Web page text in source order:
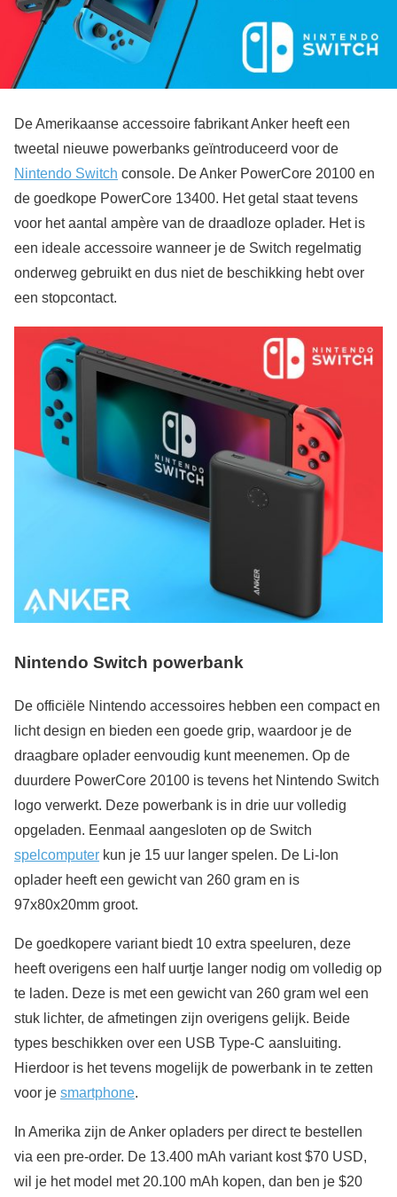
De Amerikaanse accessoire fabrikant Anker heeft een
tweetal nieuwe powerbanks geïntroduceerd voor de
Nintendo Switch console. De Anker PowerCore 20100 en
de goedkope PowerCore 13400. Het getal staat tevens
voor het aantal ampère van de draadloze oplader. Het is
een ideale accessoire wanneer je de Switch regelmatig
onderweg gebruikt en dus niet de beschikking hebt over
een stopcontact.
Nintendo Switch powerbank
De officiële Nintendo accessoires hebben een compact en
licht design en bieden een goede grip, waardoor je de
draagbare oplader eenvoudig kunt meenemen. Op de
duurdere PowerCore 20100 is tevens het Nintendo Switch
logo verwerkt. Deze powerbank is in drie uur volledig
opgeladen. Eenmaal aangesloten op de Switch
spelcomputer kun je 15 uur langer spelen. De Li-Ion
oplader heeft een gewicht van 260 gram en is
97x80x20mm groot.
De goedkopere variant biedt 10 extra speeluren, deze
heeft overigens een half uurtje langer nodig om volledig op
te laden. Deze is met een gewicht van 260 gram wel een
stuk lichter, de afmetingen zijn overigens gelijk. Beide
types beschikken over een USB Type-C aansluiting.
Hierdoor is het tevens mogelijk de powerbank in te zetten
voor je smartphone.
In Amerika zijn de Anker opladers per direct te bestellen
via een pre-order. De 13.400 mAh variant kost $70 USD,
wil je het model met 20.100 mAh kopen, dan ben je $20